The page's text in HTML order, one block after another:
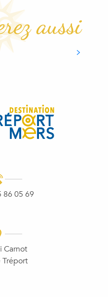
aussi
PANORAMA
86 05 69
Carnot
Tréport